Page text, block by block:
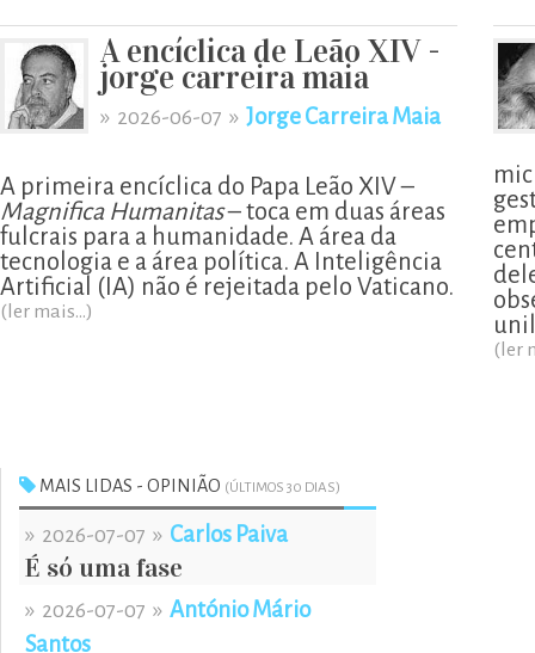
A encíclica de Leão XIV -
jorge carreira maia
» 2026-06-07 » Jorge Carreira Maia
A primeira encíclica do Papa Leão XIV –
Magnifica Humanitas– toca em duas áreas
fulcrais para a humanidade. A área da
tecnologia e a área política. A Inteligência
Artificial (IA) não é rejeitada pelo Vaticano.
(ler mais...)
(ler
MAIS LIDAS - OPINIÃO (ÚLTIMOS 30 DIAS)
» 2026-07-07 » Carlos Paiva
É só uma fase
» 2026-07-07 » António Mário
Santos